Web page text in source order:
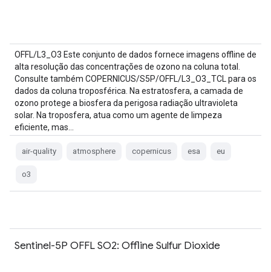
OFFL/L3_O3 Este conjunto de dados fornece imagens offline de
alta resolução das concentrações de ozono na coluna total.
Consulte também COPERNICUS/S5P/OFFL/L3_O3_TCL para os
dados da coluna troposférica. Na estratosfera, a camada de
ozono protege a biosfera da perigosa radiação ultravioleta
solar. Na troposfera, atua como um agente de limpeza
eficiente, mas…
air-quality atmosphere copernicus esa eu
o3
Sentinel-5P OFFL SO2: Offline Sulfur Dioxide